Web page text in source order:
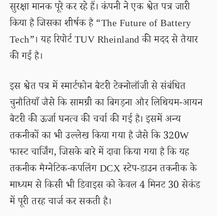
सुरक्षा मानक पूरे कर रहे हैं। कंपनी ने एक श्वेत पत्र जारी
किया है जिसका शीर्षक है “The Future of Battery
Tech”। यह रिपोर्ट TUV Rheinland की मदद से तैयार
की गई है।
इस श्वेत पत्र में स्मार्टफोन बैटरी टेक्नोलॉजी से संबंधित
चुनौतियाँ जैसे कि सामग्री का बिगड़ना और लिथियम-आयन
बैटरी की ऊर्जा घनत्व की चर्चा की गई है। इसमें अन्य
तकनीकों का भी उल्लेख किया गया है जैसे कि 320W
फास्ट चार्जिंग, जिसके बारे में दावा किया गया है कि यह
तकनीक मैग्नेटिक-कपलिंग DCX स्टेप-डाउन तकनीक के
माध्यम से किसी भी डिवाइस को केवल 4 मिनट 30 सेकंड
में पूरी तरह चार्ज कर सकती है।